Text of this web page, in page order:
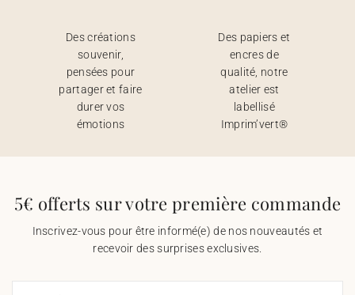
Des créations
souvenir,
pensées pour
partager et faire
durer vos
émotions
Des papiers et
encres de
qualité, notre
atelier est
labellisé
Imprim’vert®
5€ offerts sur votre première commande
Inscrivez-vous pour être informé(e) de nos nouveautés et
recevoir des surprises exclusives.